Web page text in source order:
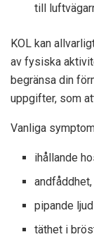
till
KOL kan
av fysiska
begränsa din
uppgifter, som
Vanliga
ihållande
pipande
täthet i